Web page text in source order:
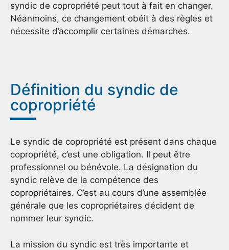
syndic de copropriété peut tout à fait en changer.
Néanmoins, ce changement obéit à des règles et
nécessite d’accomplir certaines démarches.
Définition du syndic de
copropriété
Le syndic de copropriété est présent dans chaque
copropriété, c’est une obligation. Il peut être
professionnel ou bénévole. La désignation du
syndic relève de la compétence des
copropriétaires. C’est au cours d’une assemblée
générale que les copropriétaires décident de
nommer leur syndic.
La mission du syndic est très importante et